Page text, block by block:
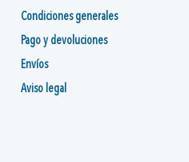
Condiciones generales
Pago y devoluciones
Envíos
Aviso legal